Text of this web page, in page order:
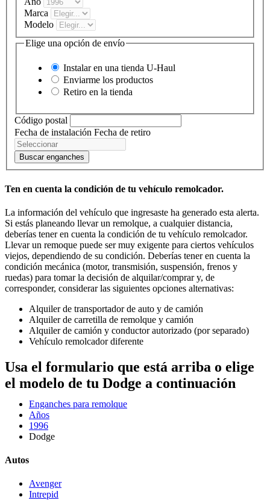
Marca
Modelo
Elige una opción de envío
Instalar en una tienda U-Haul
Enviarme los productos
Retiro en la tienda
Código postal
Fecha de instalación Fecha de retiro
Buscar enganches
Ten en cuenta la condición de tu vehículo remolcador.
La información del vehículo que ingresaste ha generado esta alerta.
Si estás planeando llevar un remolque, a cualquier distancia,
deberías tener en cuenta la condición de tu vehículo remolcador.
Llevar un remoque puede ser muy exigente para ciertos vehículos
viejos, dependiendo de su condición. Deberías tener en cuenta la
condición mecánica (motor, transmisión, suspensión, frenos y
ruedas) para tomar la decisión de alquilar/comprar y, de
corresponder, considerar las siguientes opciones alternativas:
Alquiler de transportador de auto y de camión
Alquiler de carretilla de remolque y camión
Alquiler de camión y conductor autorizado (por separado)
Vehículo remolcador diferente
Usa el formulario que está arriba o elige
el modelo de tu Dodge a continuación
Enganches para remolque
Años
1996
Dodge
Autos
Avenger
Intrepid